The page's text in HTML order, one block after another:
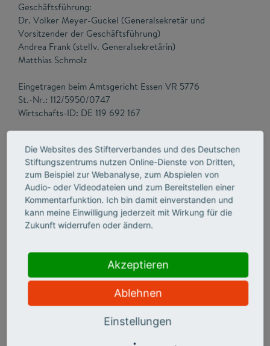
Geschäftsführung:
Dr. Volker Meyer-Guckel (Generalsekretär und
Vorsitzender der Geschäftsführung)
Andrea Frank (stellv. Generalsekretärin)
Matthias Schmolz
Eingetragen beim Amtsgericht Essen VR 5776
St.-Nr.: 112/5950/0747
Wirtschafts-ID: DE 119 692 167
Dr. Volker Meyer-Guckel
Stifterverband für die Deutsche Wissenschaft e.V.
Baedekerstraße 1
45128 Essen
T 0201 8401-180
E-Mail: mail[a]stifterverband.de
Haftungsausschluss
Die Zusammenstellung der Informationen erfolgte mit der
gebotenen Sorgfalt. Gleichwohl übernehmen wir keinerlei
Haftung, aus welchem Rechtsgrund auch immer, für die
übermittelten Informationen. Diese Internetseite enthält
Die Websites des Stifterverbandes und des Deutschen
Stiftungszentrums nutzen Online-Dienste von Dritten,
zum Beispiel zur Webanalyse, zum Abspielen von
Audio- oder Videodateien und zum Bereitstellen einer
Kommentarfunktion. Ich bin damit einverstanden und
kann meine Einwilligung jederzeit mit Wirkung für die
Zukunft widerrufen oder ändern.
Akzeptieren
Ablehnen
Einstellungen